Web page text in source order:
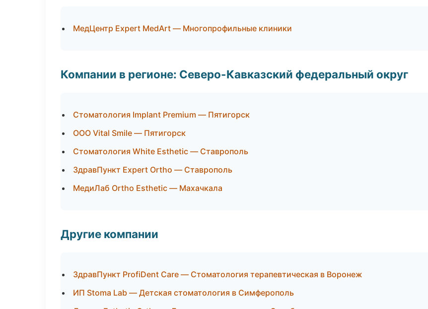
МедЦентр Expert MedArt — Многопрофильные клиники
Компании в регионе: Северо-Кавказский федеральный округ
Стоматология Implant Premium — Пятигорск
ООО Vital Smile — Пятигорск
Стоматология White Esthetic — Ставрополь
ЗдравПункт Expert Ortho — Ставрополь
МедиЛаб Ortho Esthetic — Махачкала
Другие компании
ЗдравПункт ProfiDent Care — Стоматология терапевтическая в Воронеж
ИП Stoma Lab — Детская стоматология в Симферополь